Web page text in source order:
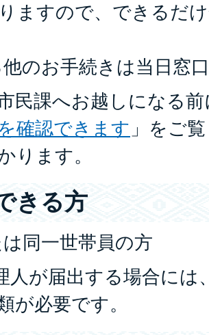
ますので、できるだ
のお手続きは当日窓
市民課へお越しになる
確認できます 」をご
ります。
きる方
同一世帯員の方
人が届出する場合には
が必要です。